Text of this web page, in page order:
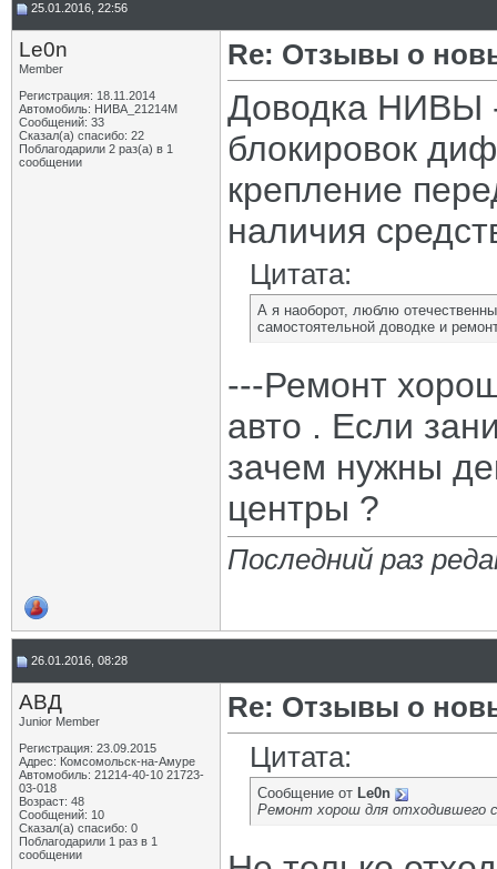
25.01.2016, 22:56
Le0n
Member
Регистрация: 18.11.2014
Автомобиль: НИВА_21214М
Сообщений: 33
Сказал(а) спасибо: 22
Поблагодарили 2 раз(а) в 1
сообщении
Re: Отзывы о
Доводка НИВЫ -
блокировок
крепление
наличия
Цитата:
А я наоборот, люблю
самостоятельной доводке и
---Ремонт
авто . Если
зачем нужны
центры ?
Последний раз
26.01.2016, 08:28
АВД
Junior Member
Регистрация: 23.09.2015
Адрес: Комсомольск-на-Амуре
Автомобиль: 21214-40-10 21723-
03-018
Возраст: 48
Сообщений: 10
Сказал(а) спасибо: 0
Поблагодарили 1 раз в 1
сообщении
Re: Отзывы о
Цитата:
Сообщение от Le0n
Ремонт хорош для отходившего